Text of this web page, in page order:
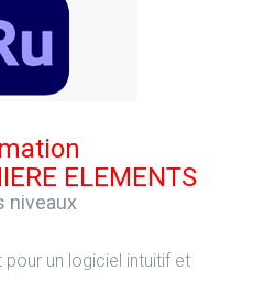
ELEMENTS
niveaux
un logiciel intuitif et